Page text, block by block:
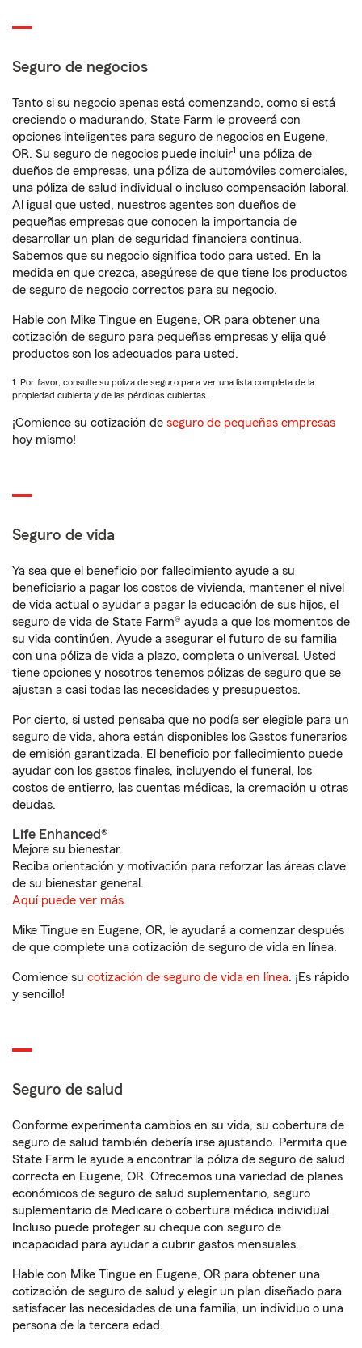
Seguro de negocios
Tanto si su negocio apenas está comenzando, como si está
creciendo o madurando, State Farm le proveerá con
opciones inteligentes para seguro de negocios en Eugene,
OR. Su seguro de negocios puede incluir1 una póliza de
dueños de empresas, una póliza de automóviles comerciales,
una póliza de salud individual o incluso compensación laboral.
Al igual que usted, nuestros agentes son dueños de
pequeñas empresas que conocen la importancia de
desarrollar un plan de seguridad financiera continua.
Sabemos que su negocio significa todo para usted. En la
medida en que crezca, asegúrese de que tiene los productos
de seguro de negocio correctos para su negocio.
Hable con Mike Tingue en Eugene, OR para obtener una
cotización de seguro para pequeñas empresas y elija qué
productos son los adecuados para usted.
1. Por favor, consulte su póliza de seguro para ver una lista completa de la
propiedad cubierta y de las pérdidas cubiertas.
¡Comience su cotización de seguro de pequeñas empresas
hoy mismo!
Seguro de vida
Ya sea que el beneficio por fallecimiento ayude a su
beneficiario a pagar los costos de vivienda, mantener el nivel
de vida actual o ayudar a pagar la educación de sus hijos, el
seguro de vida de State Farm® ayuda a que los momentos de
su vida continúen. Ayude a asegurar el futuro de su familia
con una póliza de vida a plazo, completa o universal. Usted
tiene opciones y nosotros tenemos pólizas de seguro que se
ajustan a casi todas las necesidades y presupuestos.
Por cierto, si usted pensaba que no podía ser elegible para un
seguro de vida, ahora están disponibles los Gastos funerarios
de emisión garantizada. El beneficio por fallecimiento puede
ayudar con los gastos finales, incluyendo el funeral, los
costos de entierro, las cuentas médicas, la cremación u otras
deudas.
Life Enhanced®
Mejore su bienestar.
Reciba orientación y motivación para reforzar las áreas clave
de su bienestar general.
Aquí puede ver más.
Mike Tingue en Eugene, OR, le ayudará a comenzar después
de que complete una cotización de seguro de vida en línea.
Comience su cotización de seguro de vida en línea. ¡Es rápido
y sencillo!
Seguro de salud
Conforme experimenta cambios en su vida, su cobertura de
seguro de salud también debería irse ajustando. Permita que
State Farm le ayude a encontrar la póliza de seguro de salud
correcta en Eugene, OR. Ofrecemos una variedad de planes
económicos de seguro de salud suplementario, seguro
suplementario de Medicare o cobertura médica individual.
Incluso puede proteger su cheque con seguro de
incapacidad para ayudar a cubrir gastos mensuales.
Hable con Mike Tingue en Eugene, OR para obtener una
cotización de seguro de salud y elegir un plan diseñado para
satisfacer las necesidades de una familia, un individuo o una
persona de la tercera edad.